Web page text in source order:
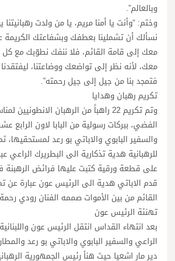
وبالعالم”.
وختم: “وأنت يا أمنا مريم، يا من ولدت
نسألك أن تشملينا بعطفك وبشفاعتك الكريمة
معك إلى قامة القائم، فلا ننفك نطوّبك مع كل
معك، لأنه نظر إلى تواضعك ووضاعتنا، ليفتقدنا
فتمجد بنا من جيل إلى جيل رحمته”.
تكريم رهبان وهدايا
وتم تكريم 22 راهباً من الرهبان
الفضي، ببركات رسولية من البابا لاون الرابع
والسفير البابوي والاباتي بو رعد لمستحقيها،
للرهبانية هدية تذكارية الى البطريرك الراعي
قدم الاباتي هدية الى الرئيس عون عبارة عن
القائم من بين الأموات صممه الفنان رودي
تهنئة الرئيس عون
بعد انتهاء القداس انتقل الرئيس عون
الراعي والسفير البابوي والاباتي بو رعد
دير مار اشعيا حيث هنأ رئيس الجمهورية